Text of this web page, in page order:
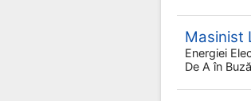
Masinist
Energiei
De A în